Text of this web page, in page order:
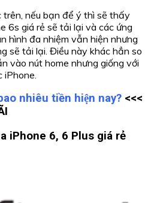
trên, nếu bạn để ý thì sẽ thấy
6s giá rẻ sẽ tải lại và các ứng
hình đa nhiệm vẫn hiện nhưng
sẽ tải lại. Điều này khác hẳn so
vào nút home nhưng giống với
nhiêu tiền hiện nay? <<<
iPhone 6, 6 Plus giá rẻ